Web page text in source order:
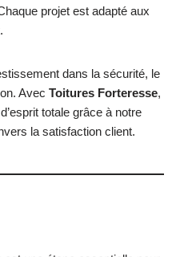
projet est adapté aux
dans la sécurité, le
Avec Toitures Forteresse,
totale grâce à notre
la satisfaction client.